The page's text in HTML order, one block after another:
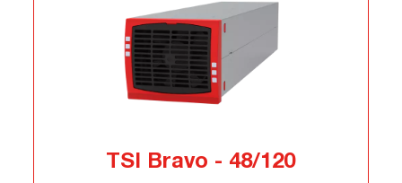
TSI Bravo - 48/120